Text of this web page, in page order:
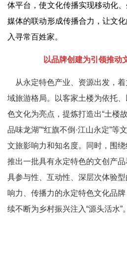
体平台，使文化传播实现移动化
媒体的联动形成传播合力，让文
入寻常百姓家。
以品牌创建为引领推动
从永定特色产业、资源出发，着
域旅游格局。以客家土楼为依托
色文化为亮点，提炼打造出“土楼
品味龙湖”“红旗不倒 ·江山永定”等
文旅影响力和知名度。同时，围
推出一批具有永定特色的文创产
具参与性、互动性、深层次体验
响力、传播力的永定特色文化品
续不断为乡村振兴注入“源头活水”。